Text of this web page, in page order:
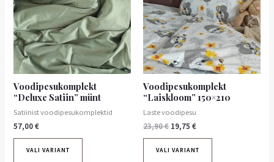
Voodipesukomplekt
“Deluxe Satiin” münt
Satiinist voodipesukomplektid
57,00€
VALI VARIANT
Voodipesukomplekt
“Laiskloom” 150×210
Laste voodipesu
23,90€ 19,75 €
VALI VARIANT